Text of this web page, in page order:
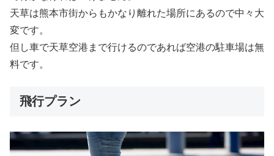
天草は熊本市街からもかなり離れた場所にあるので中々大
変です。
但し車で天草空港まで行けるのであれば空港の駐車場は無
料です。
飛行プラン